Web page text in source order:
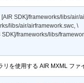
SDK]/frameworks/libs/air/
libs/air/airframework.swc, \
frameworks/libs/
リを使用する AIR MXML ファ